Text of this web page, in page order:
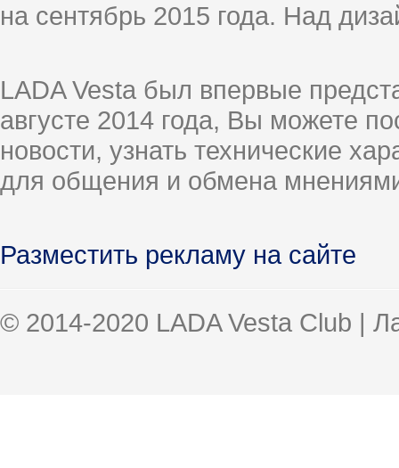
на сентябрь 2015 года. Над
LADA Vesta был впервые
августе 2014 года, Вы можете
новости, узнать технические
для общения и обмена
Разместить рекламу на сайте
© 2014-2020 LADA Vesta Club |